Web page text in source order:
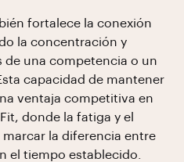
fortalece la conexión
la concentración y
de una competencia o un
capacidad de mantener
ventaja competitiva en
donde la fatiga y el
la diferencia entre
el tiempo establecido.